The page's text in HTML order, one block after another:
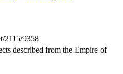
2115/9358
described from the Empire of